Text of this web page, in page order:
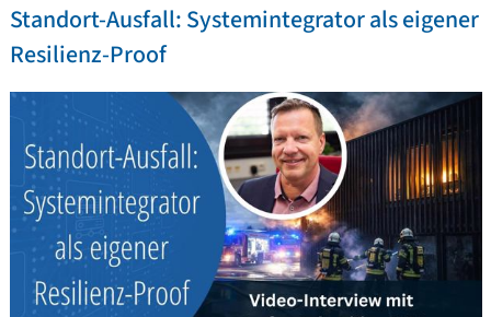
Standort-Ausfall: Systemintegrator als eigener
Resilienz-Proof